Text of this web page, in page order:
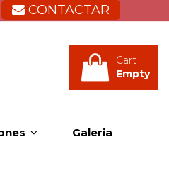
CONTACTAR
Cart
Empty
Galeria